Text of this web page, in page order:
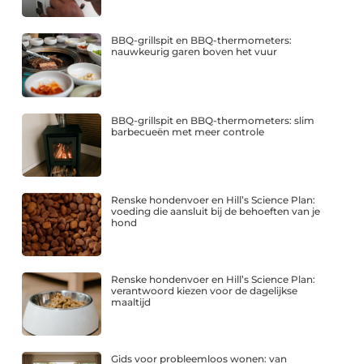
BBQ-grillspit en BBQ-thermometers:
nauwkeurig garen boven het vuur
BBQ-grillspit en BBQ-thermometers: slim
barbecueën met meer controle
Renske hondenvoer en Hill’s Science Plan:
voeding die aansluit bij de behoeften van je
hond
Renske hondenvoer en Hill’s Science Plan:
verantwoord kiezen voor de dagelijkse
maaltijd
Gids voor probleemloos wonen: van